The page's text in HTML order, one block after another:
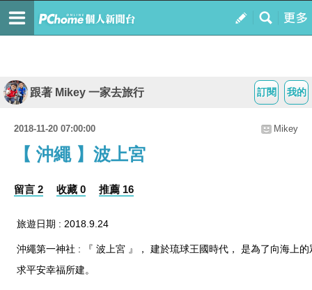
我的
訂閱
跟著 Mikey 一家去旅行
2018-11-20 07:00:00 Mikey
【 沖繩 】波上宮
留言 2 收藏 0 推薦 16
旅遊日期 : 2018.9.24
沖繩第一神社 : 『 波上宮 』， 建於琉球王國時代， 是為了向海上的
求平安幸福所建。